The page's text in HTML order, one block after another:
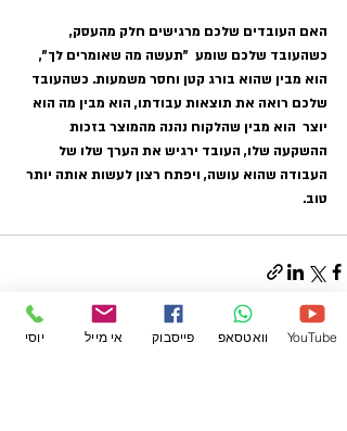
האם העובדים שלכם מרגישים חלק מהעסק,
כשהעובד שלכם שומע  "תעשה מה שאומרים לך",
הוא מבין שהוא בורג קטן וחסר משמעות. כשהעובד
שלכם רואה את תוצאות עבודתו, הוא מבין מה הוא
יוצר  הוא מבין שהלקוח נהנה מהמוצר בזכות
ההשקעה שלו, העובד ירגיש את הערך שלו של
העבודה שהוא עושה, ויפתח רצון לעשות אותה יותר
טוב.
יוסי אי מייל פייסבוק וואטסאפ YouTube